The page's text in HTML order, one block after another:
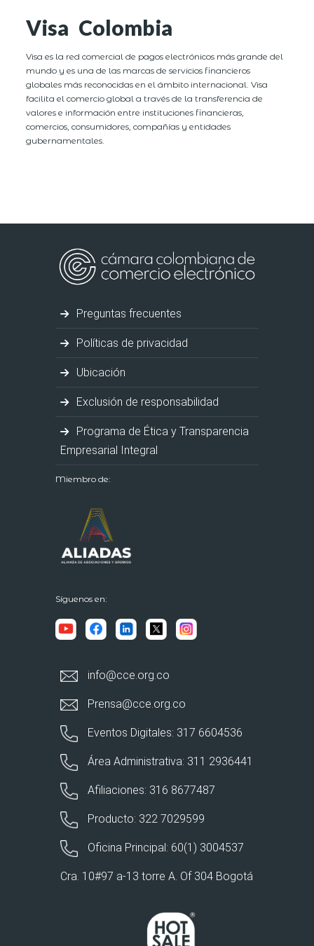
Visa Colombia
Visa es la red comercial de pagos electrónicos más grande del
mundo y es una de las marcas de servicios financieros
globales más reconocidas en el ámbito internacional. Visa
facilita el comercio global a través de la transferencia de
valores e información entre instituciones financieras,
comercios, consumidores, compañías y entidades
gubernamentales.
Preguntas frecuentes
Políticas de privacidad
Ubicación
Exclusión de responsabilidad
Programa de Ética y Transparencia
Empresarial Integral
Miembro de:
Síguenos en:
info@cce.org.co
Prensa@cce.org.co
Eventos Digitales: 317 6604536
Área Administrativa: 311 2936441
Afiliaciones: 316 8677487
Producto: 322 7029599
Oficina Principal: 60(1) 3004537
Cra. 10#97 a-13 torre A. Of 304 Bogotá